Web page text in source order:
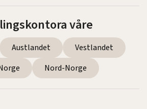
våre
Austlandet
Vestlandet
Nord-Norge